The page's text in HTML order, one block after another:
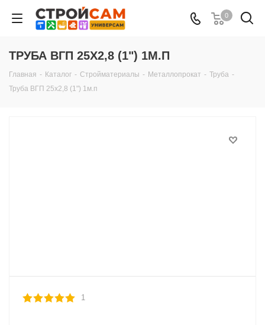
0
ТРУБА ВГП 25Х2,8 (1") 1М.П
Главная - Каталог - Стройматериалы - Металлопрокат - Труба -
Труба ВГП 25х2,8 (1") 1м.п
1